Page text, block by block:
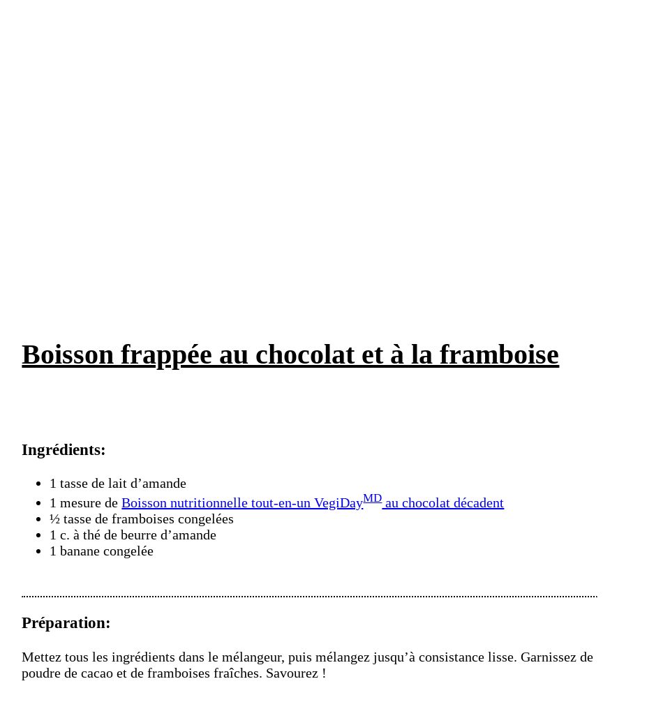
Boisson frappée au chocolat et à la framboise
Ingrédients:
1 tasse de lait d’amande
1 mesure deBoisson nutritionnelle tout-en-un VegiDayMDau chocolat décadent
½ tasse de framboises congelées
1 c. à thé de beurre d’amande
1 banane congelée
Préparation:
Mettez tous les ingrédients dans le mélangeur, puis mélangez jusqu’à consistance lisse. Garnissez de
poudre de cacao et de framboises fraîches. Savourez !